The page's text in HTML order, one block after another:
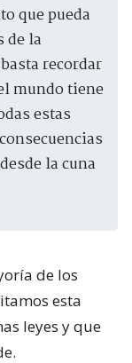
de la
recordar
mundo tiene
estas
la cuna
de los
esta
leyes y que